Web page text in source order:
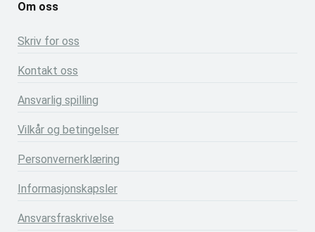
Om oss
Skriv for oss
Kontakt oss
Ansvarlig spilling
Vilkår og betingelser
Personvernerklæring
Informasjonskapsler
Ansvarsfraskrivelse